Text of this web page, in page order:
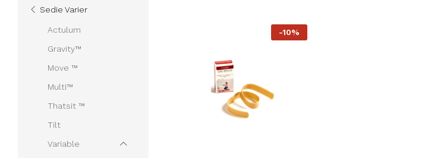
-10%
Sedie Varier
Actulum
Gravity™
Move ™
Multi™
Thatsit ™
Tilt
Variable